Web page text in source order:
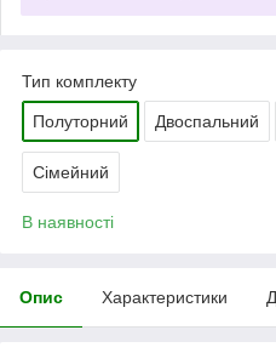
Тип комплекту
Полуторний Двоспальний
Сімейний
В наявності
Опис Характеристики